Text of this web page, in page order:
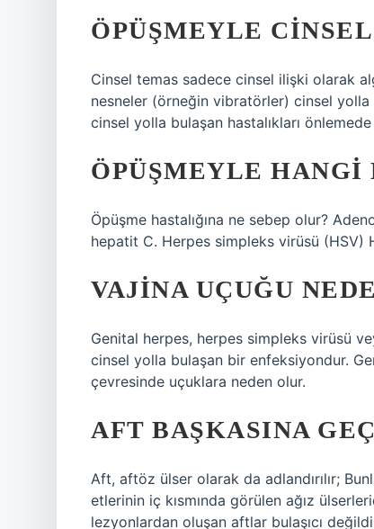
ÖPÜŞMEYLE
Cinsel temas sadece cinsel ilişki olarak
nesneler (örneğin vibratörler) cinsel yolla
cinsel yolla bulaşan hastalıkları
ÖPÜŞMEYLE
Öpüşme hastalığına ne sebep olur?
hepatit C. Herpes simpleks virüsü (HSV)
VAJINA UÇUĞU
Genital herpes, herpes simpleks virüsü
cinsel yolla bulaşan bir enfeksiyondur.
çevresinde uçuklara neden olur.
AFT BAŞKASINA
Aft, aftöz ülser olarak da adlandırılır;
etlerinin iç kısmında görülen ağız
lezyonlardan oluşan aftlar bulaşıcı